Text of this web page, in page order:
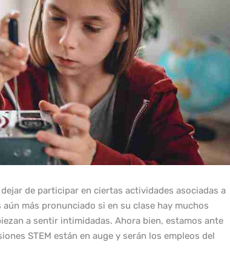
de participar en ciertas actividades asociadas a
más pronunciado si en su clase hay muchos
a sentir intimidadas. Ahora bien, estamos ante
STEM están en auge y serán los empleos del